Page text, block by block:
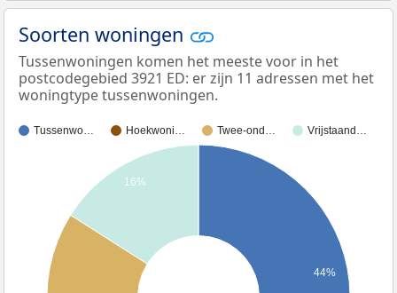
Soorten woningen
Tussenwoningen komen het meeste voor in het
postcodegebied 3921 ED: er zijn 11 adressen met het
woningtype tussenwoningen.
Tussenwo… Hoekwoni… Twee-ond… Vrijstaand…
44%
16%